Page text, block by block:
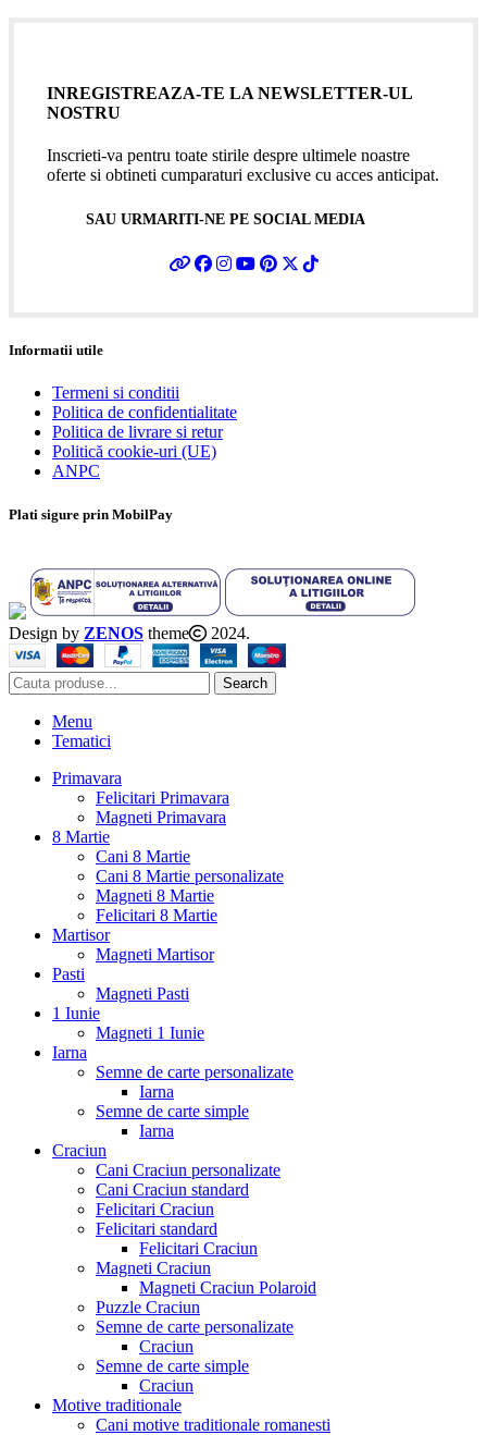
INREGISTREAZA-TE LA NEWSLETTER-UL
NOSTRU
Inscrieti-va pentru toate stirile despre ultimele noastre
oferte si obtineti cumparaturi exclusive cu acces anticipat.
SAU URMARITI-NE PE SOCIAL MEDIA
Informatii utile
Termeni si conditii
Politica de confidentialitate
Politica de livrare si retur
Politică cookie-uri (UE)
ANPC
Plati sigure prin MobilPay
Design by ZENOS theme 2024.
Search
Menu
Tematici
Primavara
Felicitari Primavara
Magneti Primavara
8 Martie
Cani 8 Martie
Cani 8 Martie personalizate
Magneti 8 Martie
Felicitari 8 Martie
Martisor
Magneti Martisor
Pasti
Magneti Pasti
1 Iunie
Magneti 1 Iunie
Iarna
Semne de carte personalizate
Iarna
Semne de carte simple
Iarna
Craciun
Cani Craciun personalizate
Cani Craciun standard
Felicitari Craciun
Felicitari standard
Felicitari Craciun
Magneti Craciun
Magneti Craciun Polaroid
Puzzle Craciun
Semne de carte personalizate
Craciun
Semne de carte simple
Craciun
Motive traditionale
Cani motive traditionale romanesti